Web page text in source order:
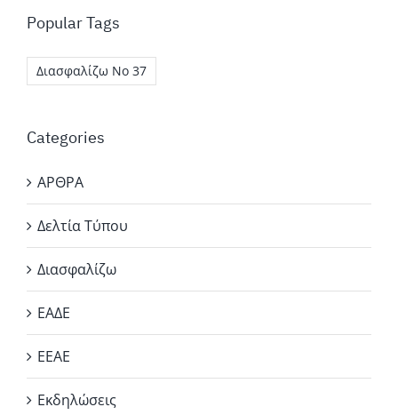
Popular Tags
Διασφαλίζω Νο 37
Categories
ΑΡΘΡΑ
Δελτία Τύπου
Διασφαλίζω
ΕΑΔΕ
ΕΕΑΕ
Εκδηλώσεις